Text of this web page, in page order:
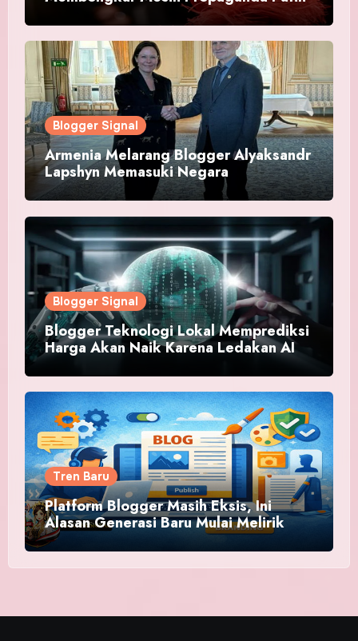
Blogger Signal
Armenia Melarang Blogger Alyaksandr
Lapshyn Memasuki Negara
Blogger Signal
Blogger Teknologi Lokal Memprediksi
Harga Akan Naik Karena Ledakan AI
Tren Baru
Platform Blogger Masih Eksis, Ini
Alasan Generasi Baru Mulai Melirik